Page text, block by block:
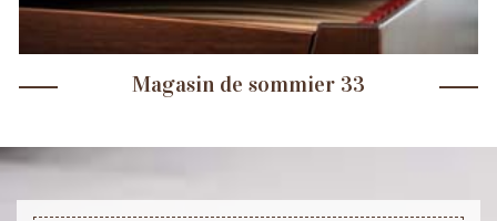
Magasin de sommier 33